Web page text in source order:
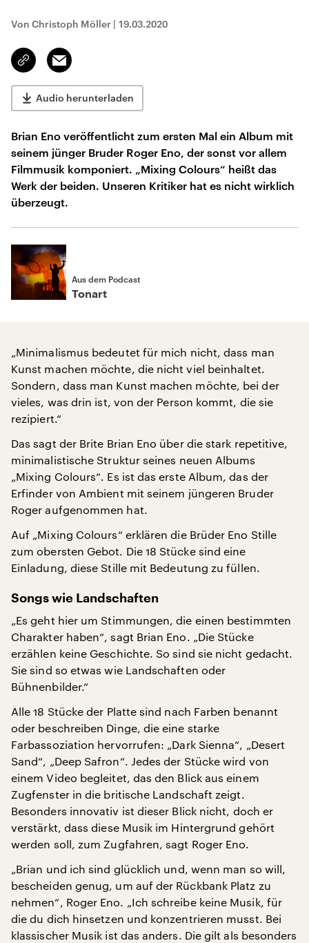
Von Christoph Möller | 19.03.2020
Link
kopieren/teilen
Email
Audio herunterladen
Brian Eno veröffentlicht zum ersten Mal ein Album mit
seinem jünger Bruder Roger Eno, der sonst vor allem
Filmmusik komponiert. „Mixing Colours“ heißt das
Werk der beiden. Unseren Kritiker hat es nicht wirklich
überzeugt.
Aus dem Podcast
Tonart
„Minimalismus bedeutet für mich nicht, dass man
Kunst machen möchte, die nicht viel beinhaltet.
Sondern, dass man Kunst machen möchte, bei der
vieles, was drin ist, von der Person kommt, die sie
rezipiert.“
Das sagt der Brite Brian Eno über die stark repetitive,
minimalistische Struktur seines neuen Albums
„Mixing Colours“. Es ist das erste Album, das der
Erfinder von Ambient mit seinem jüngeren Bruder
Roger aufgenommen hat.
Auf „Mixing Colours“ erklären die Brüder Eno Stille
zum obersten Gebot. Die 18 Stücke sind eine
Einladung, diese Stille mit Bedeutung zu füllen.
Songs wie Landschaften
„Es geht hier um Stimmungen, die einen bestimmten
Charakter haben“, sagt Brian Eno. „Die Stücke
erzählen keine Geschichte. So sind sie nicht gedacht.
Sie sind so etwas wie Landschaften oder
Bühnenbilder.“
Alle 18 Stücke der Platte sind nach Farben benannt
oder beschreiben Dinge, die eine starke
Farbassoziation hervorrufen: „Dark Sienna“, „Desert
Sand“, „Deep Safron“. Jedes der Stücke wird von
einem Video begleitet, das den Blick aus einem
Zugfenster in die britische Landschaft zeigt.
Besonders innovativ ist dieser Blick nicht, doch er
verstärkt, dass diese Musik im Hintergrund gehört
werden soll, zum Zugfahren, sagt Roger Eno.
„Brian und ich sind glücklich und, wenn man so will,
bescheiden genug, um auf der Rückbank Platz zu
nehmen“, Roger Eno. „Ich schreibe keine Musik, für
die du dich hinsetzen und konzentrieren musst. Bei
klassischer Musik ist das anders. Die gilt als besonders